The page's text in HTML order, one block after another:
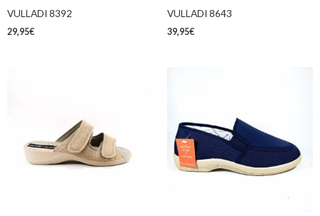
VULLADI 8392
29,95€
VULLADI 8643
39,95€